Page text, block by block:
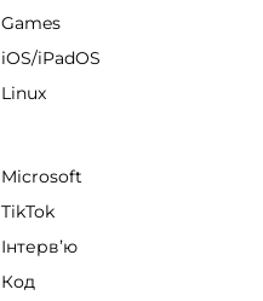
Games
iOS/iPadOS
Linux
Microsoft
TikTok
Інтервʼю
Код